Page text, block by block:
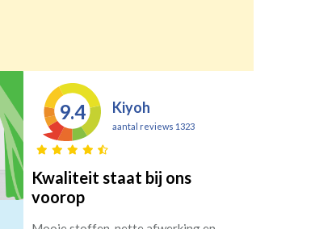
9.4 Kiyoh
aantal reviews 1323
Kwaliteit staat bij ons
voorop